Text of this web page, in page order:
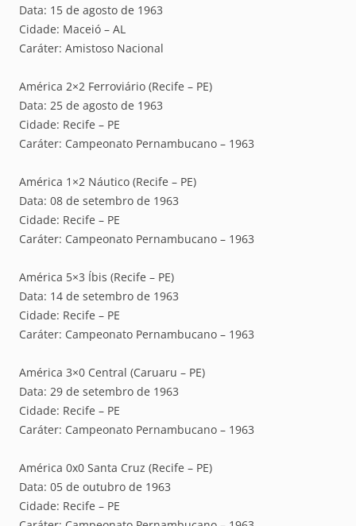
Data: 15 de agosto de 1963
Cidade: Maceió – AL
Caráter: Amistoso Nacional
América 2×2 Ferroviário (Recife – PE)
Data: 25 de agosto de 1963
Cidade: Recife – PE
Caráter: Campeonato Pernambucano – 1963
América 1×2 Náutico (Recife – PE)
Data: 08 de setembro de 1963
Cidade: Recife – PE
Caráter: Campeonato Pernambucano – 1963
América 5×3 Íbis (Recife – PE)
Data: 14 de setembro de 1963
Cidade: Recife – PE
Caráter: Campeonato Pernambucano – 1963
América 3×0 Central (Caruaru – PE)
Data: 29 de setembro de 1963
Cidade: Recife – PE
Caráter: Campeonato Pernambucano – 1963
América 0x0 Santa Cruz (Recife – PE)
Data: 05 de outubro de 1963
Cidade: Recife – PE